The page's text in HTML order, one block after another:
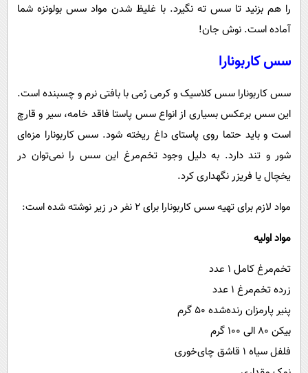
را هم بزنید تا سس ته نگیرد. با غلیظ شدن مواد سس بولونزه شما
آماده است. نوش جان!
سس کاربونارا
سس کاربونارا سس کلاسیک و کرمی رُمی با بافتی نرم و چسبنده است.
این سس برعکس بسیاری از انواع سس پاستا فاقد خامه، سیر و قارچ
است و باید حتما روی پاستای داغ ریخته شود. سس کاربونارا مزه‌ای
شور و تند دارد. به دلیل وجود تخم‌مرغ این سس را نمی‌توان در
یخچال یا فریزر نگهداری کرد.
مواد لازم برای تهیه سس کاربونارا برای ۲ نفر در زیر نوشته شده است:
مواد اولیه
تخم‌مرغ کامل ۱ عدد
زرده تخم‌مرغ ۱ عدد
پنیر پارمزان رنده‌شده ۵۰ گرم
بیکن ۸۰ الی ۱۰۰ گرم
فلفل سیاه ۱ قاشق چای‌خوری